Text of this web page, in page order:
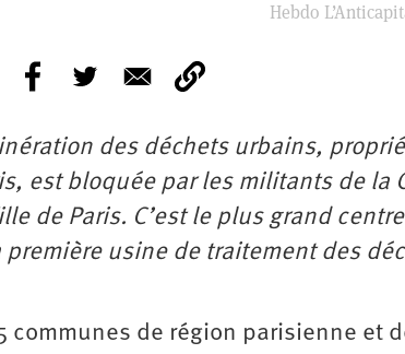
Hebdo
des déchets urbains,
est bloquée par les militants de la
de Paris. C’est le plus grand
usine de traitement des
communes de région parisienne et